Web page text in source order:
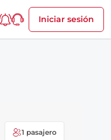
Iniciar sesión
1 pasajero